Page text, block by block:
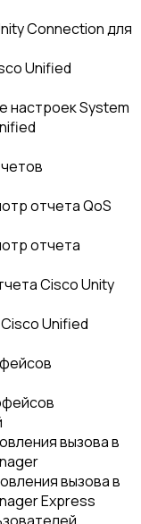
Connection для
Unified
настроек System
отчета QoS
отчета
Cisco Unity
Unified
вызова в
вызова в
Express